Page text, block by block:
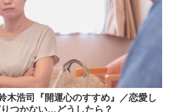
木浩司『開運心のすすめ』／恋愛し
つかない…どうしたら？